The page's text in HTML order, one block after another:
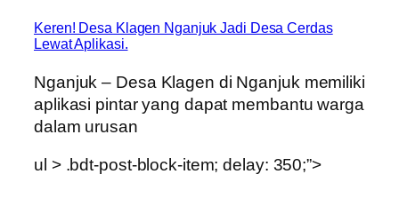
Keren! Desa Klagen Nganjuk Jadi Desa Cerdas
Lewat Aplikasi.
Nganjuk – Desa Klagen di Nganjuk memiliki
aplikasi pintar yang dapat membantu warga
dalam urusan
ul > .bdt-post-block-item; delay: 350;”>